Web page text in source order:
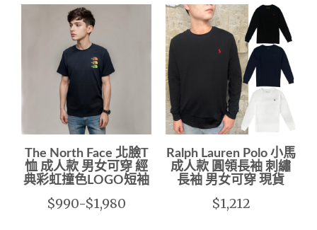
The North Face 北臉T
恤 成人款 男女可穿 經
典彩虹撞色LOGO短袖
$990-$1,980
Ralph Lauren Polo 小馬
成人款 圓領長袖 刺繡
長袖 男女可穿 現貨
$1,212